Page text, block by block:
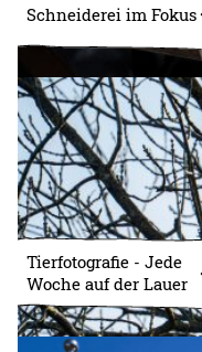
Schneiderei im Fokus
Tierfotografie - Jede
Woche auf der Lauer